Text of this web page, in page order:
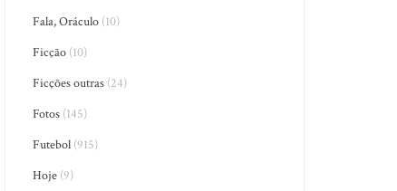
Fala, Oráculo (10)
Ficção (10)
Ficções outras (24)
Fotos (145)
Futebol (915)
Hoje (9)